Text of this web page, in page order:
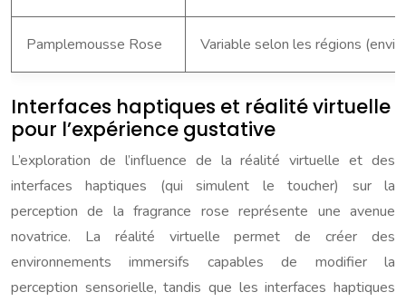
Pamplemousse Rose Variable selon les régions
Interfaces haptiques et réalité virtuelle
pour l’expérience gustative
L’exploration de l’influence de la réalité virtuelle et des
interfaces haptiques (qui simulent le toucher) sur la
perception de la fragrance rose représente une avenue
novatrice. La réalité virtuelle permet de créer des
environnements immersifs capables de modifier la
perception sensorielle, tandis que les interfaces haptiques